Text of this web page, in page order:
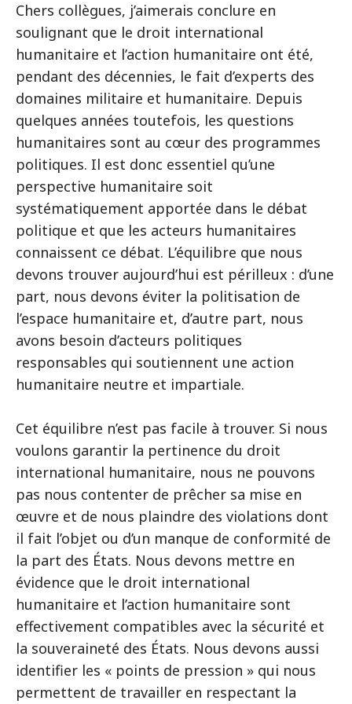
Chers collègues, j’aimerais conclure en
soulignant que le droit international
humanitaire et l’action humanitaire ont été,
pendant des décennies, le fait d’experts des
domaines militaire et humanitaire. Depuis
quelques années toutefois, les questions
humanitaires sont au cœur des programmes
politiques. Il est donc essentiel qu’une
perspective humanitaire soit
systématiquement apportée dans le débat
politique et que les acteurs humanitaires
connaissent ce débat. L’équilibre que nous
devons trouver aujourd’hui est périlleux : d’une
part, nous devons éviter la politisation de
l’espace humanitaire et, d’autre part, nous
avons besoin d’acteurs politiques
responsables qui soutiennent une action
humanitaire neutre et impartiale.
Cet équilibre n’est pas facile à trouver. Si nous
voulons garantir la pertinence du droit
international humanitaire, nous ne pouvons
pas nous contenter de prêcher sa mise en
œuvre et de nous plaindre des violations dont
il fait l’objet ou d’un manque de conformité de
la part des États. Nous devons mettre en
évidence que le droit international
humanitaire et l’action humanitaire sont
effectivement compatibles avec la sécurité et
la souveraineté des États. Nous devons aussi
identifier les « points de pression » qui nous
permettent de travailler en respectant la